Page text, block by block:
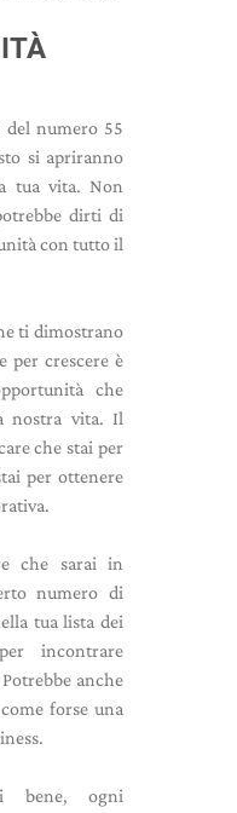
numero 55
si apriranno
tua vita. Non
dirti di
con tutto il
ti dimostrano
per crescere è
che
nostra vita. Il
che stai per
per ottenere
che sarai in
numero di
tua lista dei
incontrare
anche
forse una
bene, ogni